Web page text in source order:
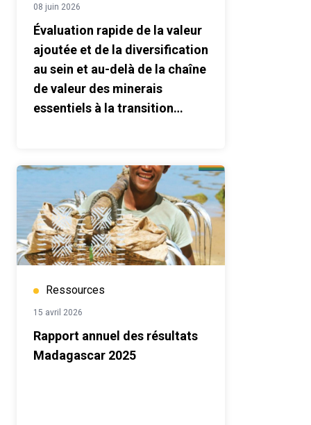
08 juin 2026
Évaluation rapide de la valeur
ajoutée et de la diversification
au sein et au-delà de la chaîne
de valeur des minerais
essentiels à la transition
Ressources
15 avril 2026
Rapport annuel des résultats
Madagascar 2025